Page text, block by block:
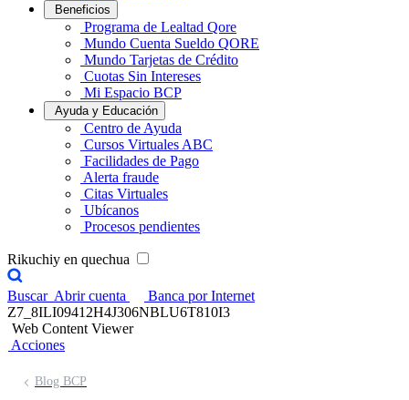
Beneficios
Programa de Lealtad Qore
Mundo Cuenta Sueldo QORE
Mundo Tarjetas de Crédito
Cuotas Sin Intereses
Mi Espacio BCP
Ayuda y Educación
Centro de Ayuda
Cursos Virtuales ABC
Facilidades de Pago
Alerta fraude
Citas Virtuales
Ubícanos
Procesos pendientes
Rikuchiy en quechua
Buscar Abrir cuenta
Banca por Internet
Z7_8ILI09412H4J306NBLU6T810I3
Web Content Viewer
Acciones
Blog BCP